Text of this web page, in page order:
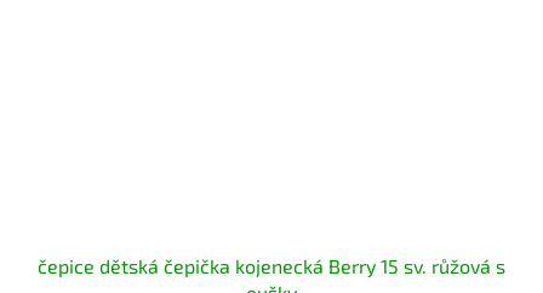
čepice dětská čepička kojenecká Berry 15 sv. růžová s